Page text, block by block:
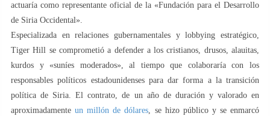
actuaría como representante oficial de la «Fundación para el Desarrollo
de Siria Occidental».
Especializada en relaciones gubernamentales y lobbying estratégico,
Tiger Hill se comprometió a defender a los cristianos, drusos, alauitas,
kurdos y «suníes moderados», al tiempo que colaboraría con los
responsables políticos estadounidenses para dar forma a la transición
política de Siria. El contrato, de un año de duración y valorado en
aproximadamenteun millón de dólares, se hizo público y se enmarcó